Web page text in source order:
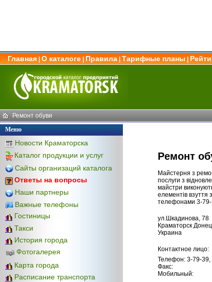
Главная О каталоге Правила Тарифные планы
Ремонт обуви
Меню
Новости Краматорска
Каталог продукции и услуг
Сайты организаций каталога
Ответы на вопросы
Наши партнеры
Важные телефоны
Гостиницы
Такси
История города
Фотогалерея
Карта города
Расписание транспорта
Ремонт
Майстерня з
послуги з
майстри
елементів
телефонами 3-79-
ул.Шкадинова, 78
Краматорск
Украина
Контактное лицо:
Телефон: 3-79-39,
Факс:
Мобильный: